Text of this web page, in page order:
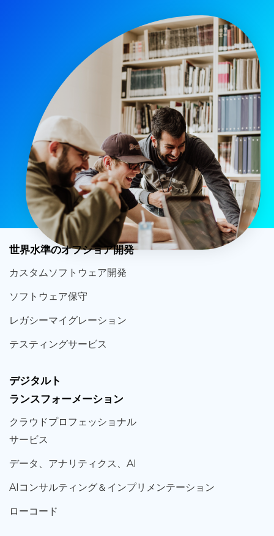
世界水準のオフショア開発
カスタムソフトウェア開発
ソフト ウェア保守
レガシーマイグレーション
テスティングサービス
デジタルト
ランスフォーメーション
クラウドプロフェッショナル
サービス
データ、 アナリティクス、 AI
AIコンサルティング＆ インプリメンテーション
ローコード